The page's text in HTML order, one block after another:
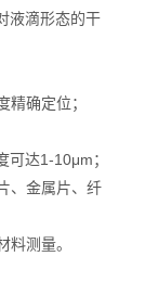
滴形态的干
确定位；
达1-10μm；
、金属片、纤
测量。